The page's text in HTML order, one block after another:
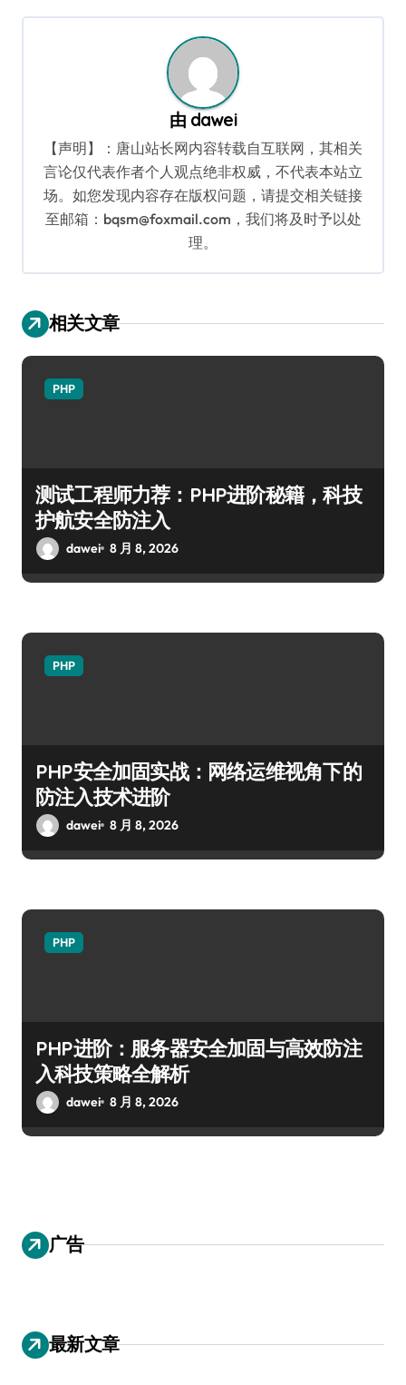
导
由 dawei
【声明】：唐山站长网内容转载自互联网，其相关
言论仅代表作者个人观点绝非权威，不代表本站立
场。如您发现内容存在版权问题，请提交相关链接
至邮箱：bqsm@foxmail.com，我们将及时予以处
理。
相关文章
PHP
测试工程师力荐：PHP进阶秘籍，科技
护航安全防注入
dawei 8 月 8, 2026
PHP
PHP安全加固实战：网络运维视角下的
防注入技术进阶
dawei 8 月 8, 2026
PHP
PHP进阶：服务器安全加固与高效防注
入科技策略全解析
dawei 8 月 8, 2026
广告
最新文章